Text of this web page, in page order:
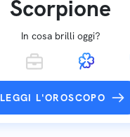
Scorpione
In cosa brilli oggi?
LEGGI L'OROSCOPO